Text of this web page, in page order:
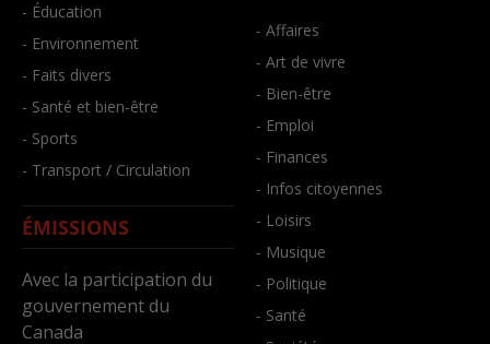
- Éducation
- Environnement
- Faits divers
- Santé et bien-être
- Sports
- Transport / Circulation
ÉMISSIONS
Avec la participation du
gouvernement du
Canada
- Affaires
- Art de vivre
- Bien-être
- Emploi
- Finances
- Infos citoyennes
- Loisirs
- Musique
- Politique
- Santé